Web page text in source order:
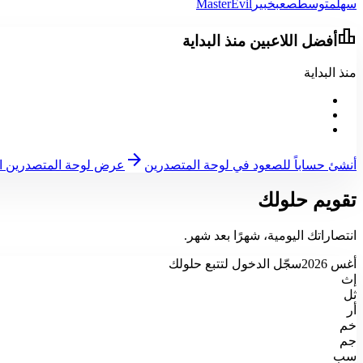
سهلمتوسطصعبخبير MasterEvil
leaderboard أفضل اللاعبين منذ البداية
منذ البداية
أنشئ حساباً للصعود في لوحة المتصدرين arrow_forward عرض لوحة المتصدرين
تقويم حلولك
انتصاراتك اليومية، شهرًا بعد شهر.
أغس 2026
سجّل الدخول لتتبع حلولك
إث
ثل
أر
خم
جم
سب